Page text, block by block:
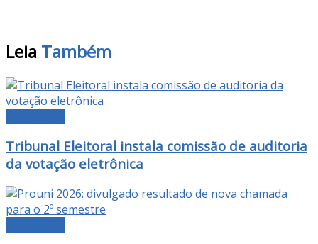
Leia Também
Tribunal Eleitoral instala comissão de auditoria
da votação eletrônica